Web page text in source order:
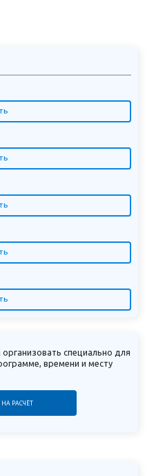
специально для
времени и месту
НА РАСЧЁТ